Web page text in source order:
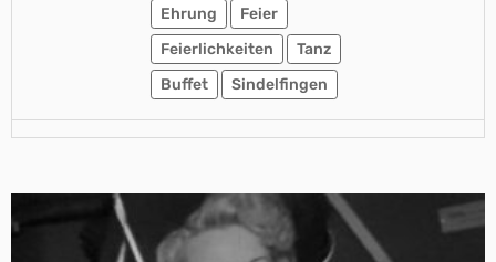
Ehrung
Feier
Feierlichkeiten
Tanz
Buffet
Sindelfingen